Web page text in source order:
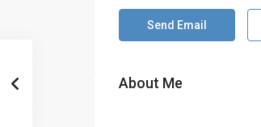
Send Email
About Me